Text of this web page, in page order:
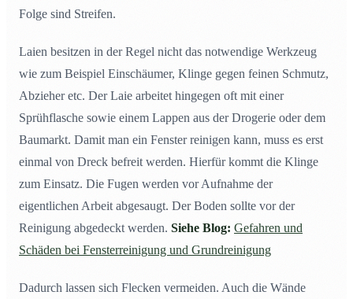
Folge sind Streifen.
Laien besitzen in der Regel nicht das notwendige Werkzeug
wie zum Beispiel Einschäumer, Klinge gegen feinen Schmutz,
Abzieher etc. Der Laie arbeitet hingegen oft mit einer
Sprühflasche sowie einem Lappen aus der Drogerie oder dem
Baumarkt. Damit man ein Fenster reinigen kann, muss es erst
einmal von Dreck befreit werden. Hierfür kommt die Klinge
zum Einsatz. Die Fugen werden vor Aufnahme der
eigentlichen Arbeit abgesaugt. Der Boden sollte vor der
Reinigung abgedeckt werden. Siehe Blog: Gefahren und
Schäden bei Fensterreinigung und Grundreinigung
Dadurch lassen sich Flecken vermeiden. Auch die Wände